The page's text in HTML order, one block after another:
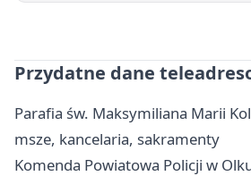
Przydatne dane
Parafia św. Maksymiliana Marii
msze, kancelaria, sakramenty
Komenda Powiatowa Policji w